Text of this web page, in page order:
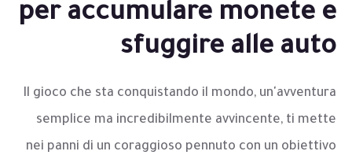
per accumulare monete e
sfuggire alle auto
Il gioco che sta conquistando il mondo, un'avventura
semplice ma incredibilmente avvincente, ti mette
nei panni di un coraggioso pennuto con un obiettivo